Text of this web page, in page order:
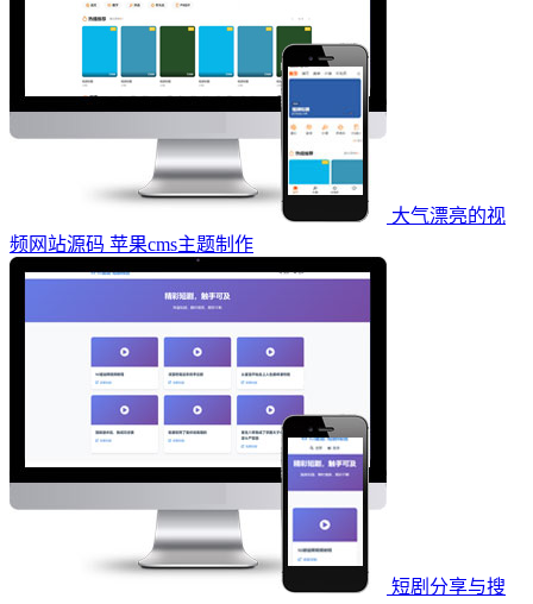
大气漂亮的视
频网站源码 苹果cms主题制作
短剧分享与搜